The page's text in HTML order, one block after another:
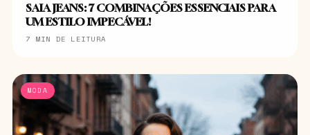
SAIA JEANS: 7 COMBINAÇÕES ESSENCIAIS PARA
UM ESTILO IMPECÁVEL!
7 MIN DE LEITURA
MODA